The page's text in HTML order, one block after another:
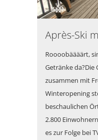
Après-Ski
Roooobäääärt,
Getränke da?Die
zusammen mit
Winteropening
beschaulichen
2.800
es zur Folge bei